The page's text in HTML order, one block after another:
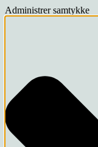
Administrer samtykke